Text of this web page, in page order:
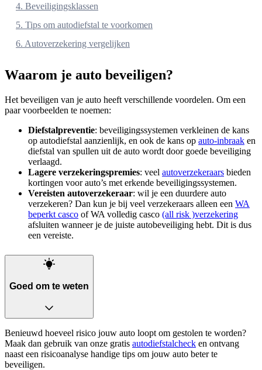
4. Beveiligingsklassen
5. Tips om autodiefstal te voorkomen
6. Autoverzekering vergelijken
Waarom je auto beveiligen?
Het beveiligen van je auto heeft verschillende voordelen. Om een
paar voorbeelden te noemen:
Diefstalpreventie: beveiligingssystemen verkleinen de kans
op autodiefstal aanzienlijk, en ook de kans op auto-inbraak en
diefstal van spullen uit de auto wordt door goede beveiliging
verlaagd.
Lagere verzekeringspremies: veel autoverzekeraars bieden
kortingen voor auto’s met erkende beveiligingssystemen.
Vereisten autoverzekeraar: wil je een duurdere auto
verzekeren? Dan kun je bij veel verzekeraars alleen een WA
beperkt casco of WA volledig casco (all risk )verzekering
afsluiten wanneer je de juiste autobeveiliging hebt. Dit is dus
een vereiste.
Goed om te weten
Benieuwd hoeveel risico jouw auto loopt om gestolen te worden?
Maak dan gebruik van onze gratis autodiefstalcheck en ontvang
naast een risicoanalyse handige tips om jouw auto beter te
beveiligen.